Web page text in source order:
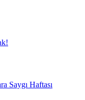
Saygı Haftası